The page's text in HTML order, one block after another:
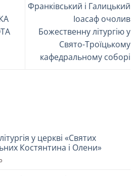
Франківський і Галицький
Іоасаф очолив
Божественну літургію у
Свято-Троїцькому
кафедральному соборі
у церкві «Святих
Костянтина і Олени»